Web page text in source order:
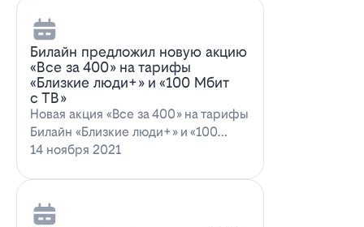
Билайн предложил новую акцию
«Все за 400» на тарифы
«Близкие люди+» и «100 Мбит
с ТВ»
Новая акция «Все за 400» на тарифы
Билайн «Близкие люди+» и «100
Мбит…
14 ноября 2021